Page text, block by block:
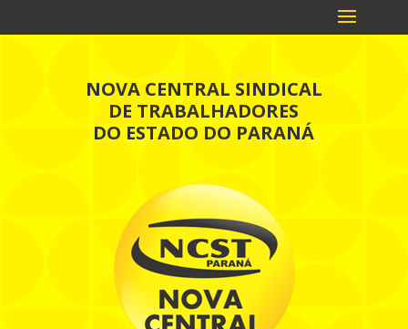
NOVA CENTRAL SINDICAL
DE TRABALHADORES
DO ESTADO DO PARANÁ